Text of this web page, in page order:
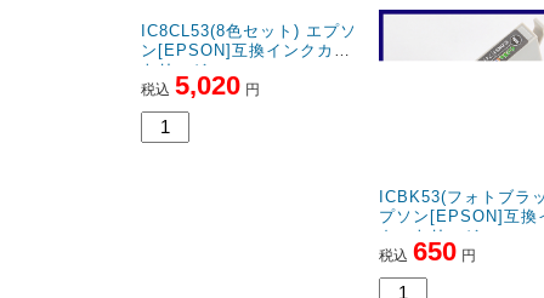
ICBK53(フォトブラ
プソン[EPSON]互換
カートリッジ
税込 650 円